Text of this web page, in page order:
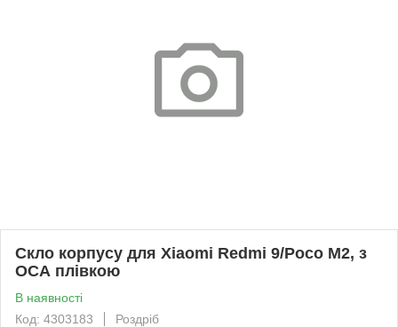
Скло корпусу для Xiaomi Redmi 9/Poco M2, з
ОСА плівкою
В наявності
Код: 4303183
Роздріб